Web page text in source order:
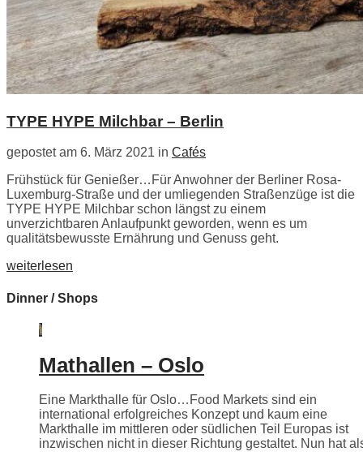
TYPE HYPE Milchbar – Berlin
gepostet am 6. März 2021 in Cafés
Frühstück für Genießer…Für Anwohner der Berliner Rosa-
Luxemburg-Straße und der umliegenden Straßenzüge ist die
TYPE HYPE Milchbar schon längst zu einem
unverzichtbaren Anlaufpunkt geworden, wenn es um
qualitätsbewusste Ernährung und Genuss geht.
weiterlesen
Dinner / Shops
Mathallen – Oslo
Eine Markthalle für Oslo…Food Markets sind ein
international erfolgreiches Konzept und kaum eine
Markthalle im mittleren oder südlichen Teil Europas ist
inzwischen nicht in dieser Richtung gestaltet. Nun hat